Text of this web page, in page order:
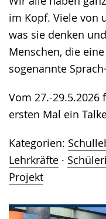
im Kopf. Viele von
was sie denken
Menschen, die
sogenannte
Vom 27.-
ersten Mal ein
Kategorien:
Lehrkräfte ·
Projekt